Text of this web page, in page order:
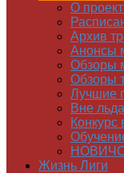
О
Архив
Анонсы
Обзоры
Обзоры
Лучшие
Вне льда
Конкурс
Жизнь Лиги